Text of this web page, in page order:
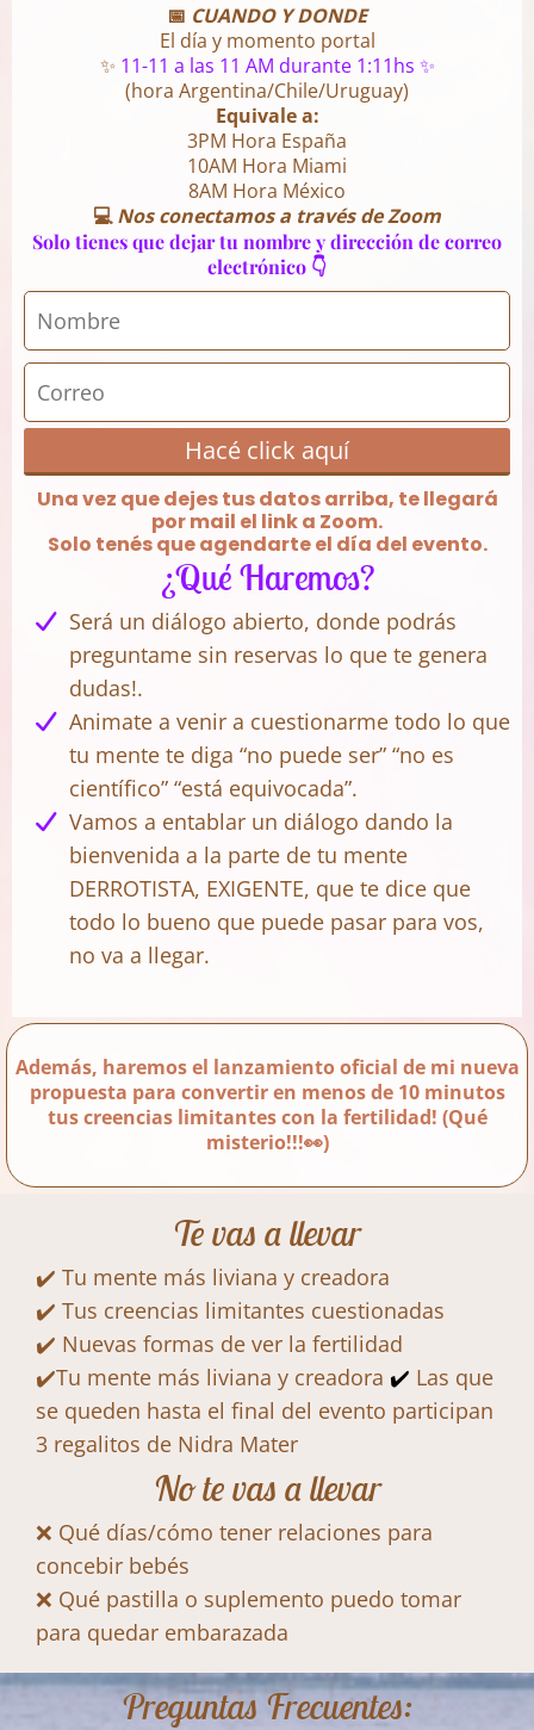
📅 CUANDO Y DONDE
El día y momento portal
✨ 11-11 a las 11 AM durante 1:11hs ✨
(hora Argentina/Chile/Uruguay)
Equivale a:
3PM Hora España
10AM Hora Miami
8AM Hora México
💻Nos conectamos a través de Zoom
Solo tienes que dejar tu nombre y dirección de correo
electrónico 👇
Hacé click aquí
Una vez que dejes tus datos arriba, te llegará
por mail el link a Zoom.
Solo tenés que agendarte el día del evento.
¿Qué Haremos?
Será un diálogo abierto, donde podrás
preguntame sin reservas lo que te genera
dudas!.
Animate a venir a cuestionarme todo lo que
tu mente te diga “no puede ser” “no es
científico” “está equivocada”.
Vamos a entablar un diálogo dando la
bienvenida a la parte de tu mente
DERROTISTA, EXIGENTE, que te dice que
todo lo bueno que puede pasar para vos,
no va a llegar.
Además, haremos el lanzamiento oficial de mi nueva
propuesta para convertir en menos de 10 minutos
tus creencias limitantes con la fertilidad! (Qué
misterio!!!👀)
Te vas a llevar
✔️ Tu mente más liviana y creadora
✔️ Tus creencias limitantes cuestionadas
✔️ Nuevas formas de ver la fertilidad
✔️Tu mente más liviana y creadora ✔️ Las que
se queden hasta el final del evento participan
3 regalitos de Nidra Mater
No te vas a llevar
❌ Qué días/cómo tener relaciones para
concebir bebés
❌ Qué pastilla o suplemento puedo tomar
para quedar embarazada
Preguntas Frecuentes: